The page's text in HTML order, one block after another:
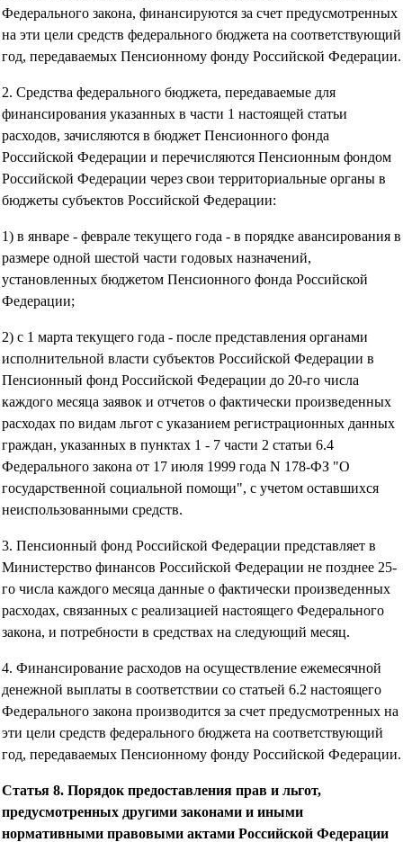
Федерального закона, финансируются за счет предусмотренных
на эти цели средств федерального бюджета на соответствующий
год, передаваемых Пенсионному фонду Российской Федерации.
2. Средства федерального бюджета, передаваемые для
финансирования указанных в части 1 настоящей статьи
расходов, зачисляются в бюджет Пенсионного фонда
Российской Федерации и перечисляются Пенсионным фондом
Российской Федерации через свои территориальные органы в
бюджеты субъектов Российской Федерации:
1) в январе - феврале текущего года - в порядке авансирования в
размере одной шестой части годовых назначений,
установленных бюджетом Пенсионного фонда Российской
Федерации;
2) с 1 марта текущего года - после представления органами
исполнительной власти субъектов Российской Федерации в
Пенсионный фонд Российской Федерации до 20-го числа
каждого месяца заявок и отчетов о фактически произведенных
расходах по видам льгот с указанием регистрационных данных
граждан, указанных в пунктах 1 - 7 части 2 статьи 6.4
Федерального закона от 17 июля 1999 года N 178-ФЗ "О
государственной социальной помощи", с учетом оставшихся
неиспользованными средств.
3. Пенсионный фонд Российской Федерации представляет в
Министерство финансов Российской Федерации не позднее 25-
го числа каждого месяца данные о фактически произведенных
расходах, связанных с реализацией настоящего Федерального
закона, и потребности в средствах на следующий месяц.
4. Финансирование расходов на осуществление ежемесячной
денежной выплаты в соответствии со статьей 6.2 настоящего
Федерального закона производится за счет предусмотренных на
эти цели средств федерального бюджета на соответствующий
год, передаваемых Пенсионному фонду Российской Федерации.
Статья 8. Порядок предоставления прав и льгот,
предусмотренных другими законами и иными
нормативными правовыми актами Российской Федерации